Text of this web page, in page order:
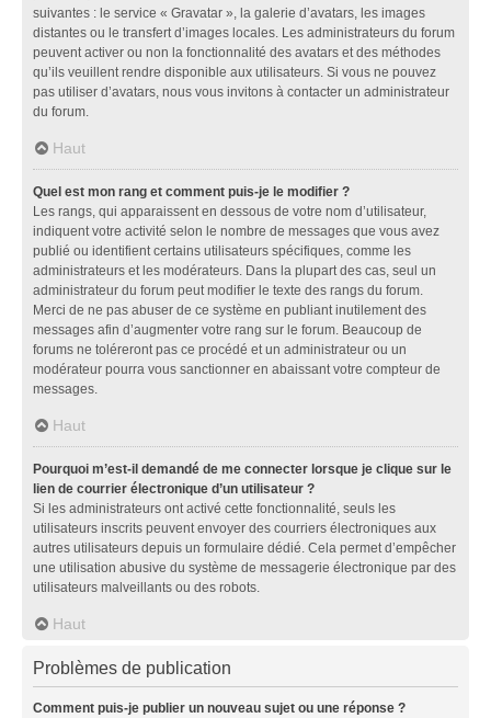
suivantes : le service « Gravatar », la galerie d’avatars, les images
distantes ou le transfert d’images locales. Les administrateurs du forum
peuvent activer ou non la fonctionnalité des avatars et des méthodes
qu’ils veuillent rendre disponible aux utilisateurs. Si vous ne pouvez
pas utiliser d’avatars, nous vous invitons à contacter un administrateur
du forum.
Haut
Quel est mon rang et comment puis-je le modifier ?
Les rangs, qui apparaissent en dessous de votre nom d’utilisateur,
indiquent votre activité selon le nombre de messages que vous avez
publié ou identifient certains utilisateurs spécifiques, comme les
administrateurs et les modérateurs. Dans la plupart des cas, seul un
administrateur du forum peut modifier le texte des rangs du forum.
Merci de ne pas abuser de ce système en publiant inutilement des
messages afin d’augmenter votre rang sur le forum. Beaucoup de
forums ne toléreront pas ce procédé et un administrateur ou un
modérateur pourra vous sanctionner en abaissant votre compteur de
messages.
Haut
Pourquoi m’est-il demandé de me connecter lorsque je clique sur le
lien de courrier électronique d’un utilisateur ?
Si les administrateurs ont activé cette fonctionnalité, seuls les
utilisateurs inscrits peuvent envoyer des courriers électroniques aux
autres utilisateurs depuis un formulaire dédié. Cela permet d’empêcher
une utilisation abusive du système de messagerie électronique par des
utilisateurs malveillants ou des robots.
Haut
Problèmes de publication
Comment puis-je publier un nouveau sujet ou une réponse ?